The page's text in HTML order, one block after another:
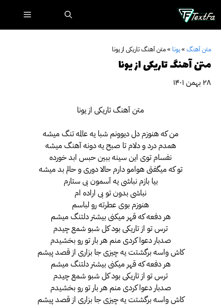
محتوا
فهرست
متن آهنگ »یونا »متن آهنگ تاریکی از یونا
متن آهنگ تاریکی از یونا
۲۸ بهمن ۱۴۰۱
متن آهنگ تاریکی از یونا
من که هنوزم دل دیوونم شبا یه عالمه تنگ میشه
همدم درد و دلام تا صبح یه دونه آهنگ میشه
نفسام توی این سینه ببین حبس ابد خورده
تو که میگفتی هوامو دارم حالا دوری و حالم بد میشه
بیا بازم نباشی یه آسمون بی ستارم
نباشی بدون تو بی اراده ام
هنوزم بوی عطرته رو لباسم
هر دفعه که قهر میکنی بیشتر دلتنگ میشم
ترس تو از تاریکی بود کل شبو شمع چیدم
صدبار دعوا کردی منم هر بار تو رو بخشیدم
کاش واسه برگشتت یه چیزی جا بزاری از قصد پیشم
هر دفعه که قهر میکنی بیشتر دلتنگ میشم
ترس تو از تاریکی بود کل شبو شمع چیدم
صدبار دعوا کردی منم هر بار تو رو بخشیدم
کاش واسه برگشتت یه چیزی جا بزاری از قصد پیشم